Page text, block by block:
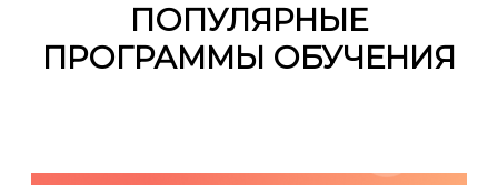
ПОПУЛЯРНЫЕ
ПРОГРАММЫ ОБУЧЕНИЯ